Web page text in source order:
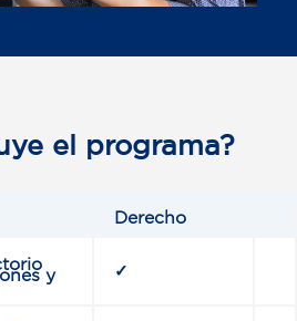
el programa?
Derecho
y
✓